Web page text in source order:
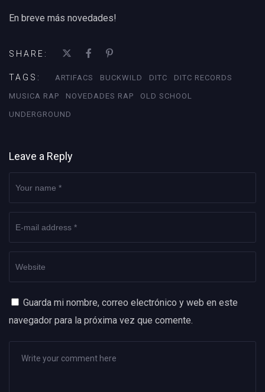
En breve más novedades!
SHARE:
TAGS: ARTIFACS BUCKWILD DITC DITC RECORDS
MUSICA RAP NOVEDADES RAP OLD SCHOOL
UNDERGROUND
Leave a Reply
Guarda mi nombre, correo electrónico y web en este
navegador para la próxima vez que comente.